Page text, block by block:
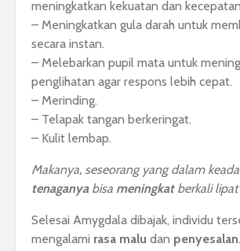
meningkatkan kekuatan dan
– Meningkatkan gula darah untuk
secara instan.
– Melebarkan pupil mata untuk
penglihatan agar respons lebih cepat.
– Merinding.
– Telapak tangan berkeringat.
– Kulit lembap.
Makanya, seseorang yang dalam
tenaganyabisa meningkatberkali lipat
Selesai Amygdala dibajak, individu
mengalami rasa malu dan penyesalan.